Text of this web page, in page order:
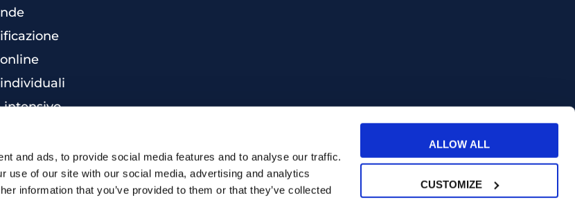
and ads, to provide social media features and to analyse our traffic.
use of our site with our social media, advertising and analytics
information that you’ve provided to them or that they’ve collected
ALLOW ALL
CUSTOMIZE
intensivo